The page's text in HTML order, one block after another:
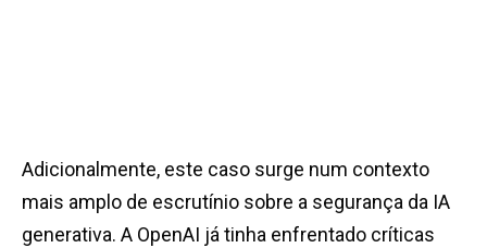
Adicionalmente, este caso surge num contexto
mais amplo de escrutínio sobre a segurança da IA
generativa. A OpenAI já tinha enfrentado críticas